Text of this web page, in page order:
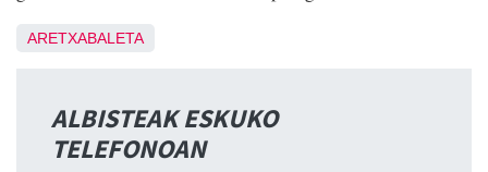
ARETXABALETA
ALBISTEAK ESKUKO
TELEFONOAN